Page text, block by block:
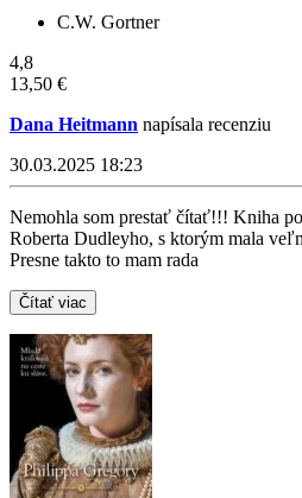
C.W. Gortner
4,8
13,50 €
Dana Heitmann napísala recenziu
30.03.2025 18:23
Nemohla som prestať čítať!!! Kniha
Roberta Dudleyho, s ktorým mala
Presne takto to mam rada
Čítať viac